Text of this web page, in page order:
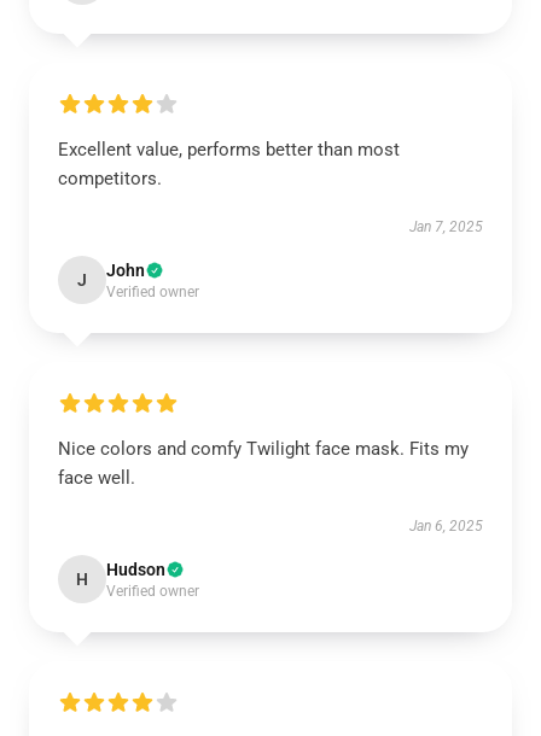
Excellent value, performs better than most
competitors.
Jan 7, 2025
J John
Verified owner
Nice colors and comfy Twilight face mask. Fits my
face well.
Jan 6, 2025
H Hudson
Verified owner